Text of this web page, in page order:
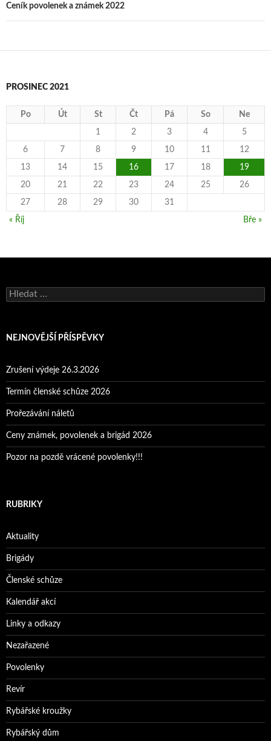
Ceník povolenek a známek 2022
PROSINEC 2021
Po Út St Čt Pá So Ne
1 2 3 4 5
6 7 8 9 10 11 12
13 14 15 16 17 18 19
20 21 22 23 24 25 26
27 28 29 30 31
« Říj Bře »
Vyhledávání
NEJNOVĚJŠÍ PŘÍSPĚVKY
Zrušení výdeje 26.3.2026
Termín členské schůze 2026
Prořezávání náletů
Ceny známek, povolenek a brigád 2026
Pozor na pozdě vrácené povolenky!!!
RUBRIKY
Aktuality
Brigády
Členské schůze
Kalendář akcí
Linky a odkazy
Nezařazené
Povolenky
Revír
Rybářské kroužky
Rybářský dům